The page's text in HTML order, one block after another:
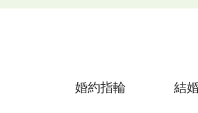
婚約指輪 結